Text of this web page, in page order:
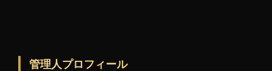
管理人プロフィール